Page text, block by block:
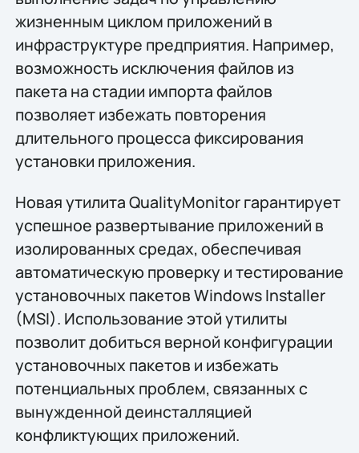
жизненным циклом приложений в
инфраструктуре предприятия. Например,
возможность исключения файлов из
пакета на стадии импорта файлов
позволяет избежать повторения
длительного процесса фиксирования
установки приложения.
Новая утилита QualityMonitor гарантирует
успешное развертывание приложений в
изолированных средах, обеспечивая
автоматическую проверку и тестирование
установочных пакетов Windows Installer
(MSI). Использование этой утилиты
позволит добиться верной конфигурации
установочных пакетов и избежать
потенциальных проблем, связанных с
вынужденной деинсталляцией
конфликтующих приложений.